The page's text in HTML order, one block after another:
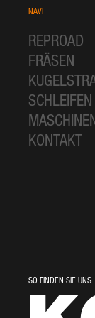
NAVI
REPROAD
FRÄSEN
SCHLEIFEN
KONTAKT
SO FINDEN SIE UNS